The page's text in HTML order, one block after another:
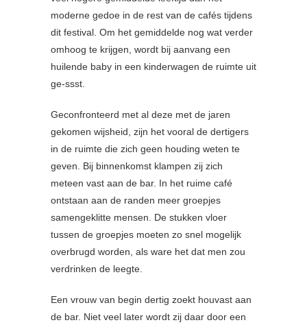
moderne gedoe in de rest van de cafés tijdens
dit festival. Om het gemiddelde nog wat verder
omhoog te krijgen, wordt bij aanvang een
huilende baby in een kinderwagen de ruimte uit
ge-ssst.
Geconfronteerd met al deze met de jaren
gekomen wijsheid, zijn het vooral de dertigers
in de ruimte die zich geen houding weten te
geven. Bij binnenkomst klampen zij zich
meteen vast aan de bar. In het ruime café
ontstaan aan de randen meer groepjes
samengeklitte mensen. De stukken vloer
tussen de groepjes moeten zo snel mogelijk
overbrugd worden, als ware het dat men zou
verdrinken de leegte.
Een vrouw van begin dertig zoekt houvast aan
de bar. Niet veel later wordt zij daar door een